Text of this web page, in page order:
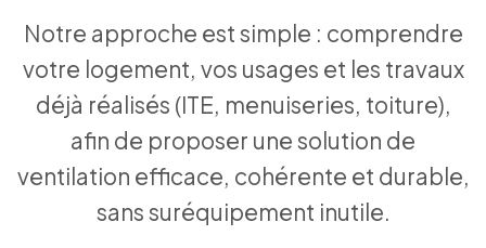
Notre approche est simple : comprendre
votre logement, vos usages et les travaux
déjà réalisés (ITE, menuiseries, toiture),
afin de proposer une solution de
ventilation efficace, cohérente et durable,
sans suréquipement inutile.